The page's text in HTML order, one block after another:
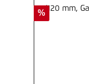
Rabatt
%